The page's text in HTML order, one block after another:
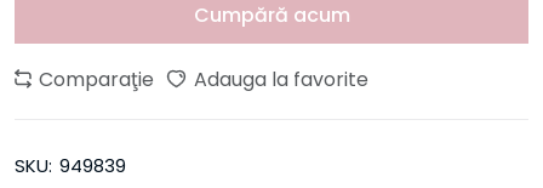
Cumpără acum
Comparaţie Adauga la favorite
SKU: 949839